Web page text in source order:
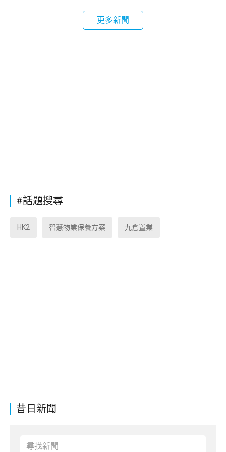
昔日新聞
更多新聞
#話題搜尋
HK2 智慧物業保養方案 九倉置業